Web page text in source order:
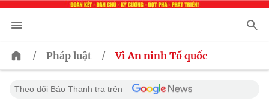
/ Pháp luật / Vì An ninh Tổ quốc
Theo dõi Báo Thanh tra trên